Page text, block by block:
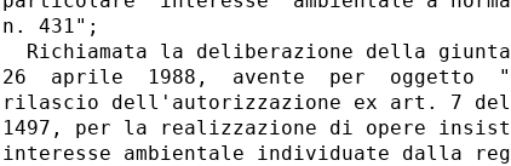
n. 431";
Richiamata la deliberazione della
26  aprile  1988,  avente  per  oggetto
rilascio dell'autorizzazione ex art. 7
1497, per la realizzazione di opere
interesse ambientale individuate dalla